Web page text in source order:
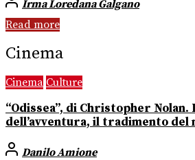
Irma Loredana Galgano
Read more
Cinema
Cinema Culture
“Odissea”, di Christopher
dell’avventura, il tradimento del
Danilo Amione